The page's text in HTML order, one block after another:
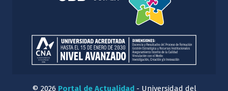
© 2026 Portal de Actualidad- Universidad del